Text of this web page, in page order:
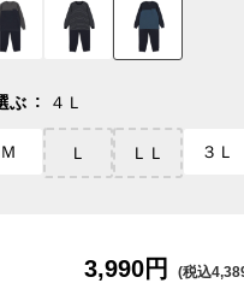
ぶ ４Ｌ
Ｍ Ｌ ＬＬ ３Ｌ
3,990円 (税込